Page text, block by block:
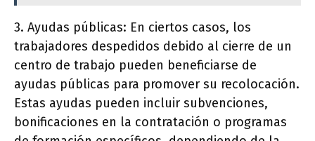
3. Ayudas públicas: En ciertos casos, los
trabajadores despedidos debido al cierre de un
centro de trabajo pueden beneficiarse de
ayudas públicas para promover su recolocación.
Estas ayudas pueden incluir subvenciones,
bonificaciones en la contratación o programas